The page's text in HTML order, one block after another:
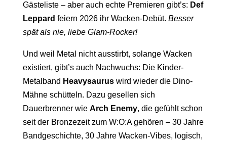
Gästeliste – aber auch echte Premieren gibt’s: Def
Leppard feiern 2026 ihr Wacken-Debüt. Besser
spät als nie, liebe Glam-Rocker!
Und weil Metal nicht ausstirbt, solange Wacken
existiert, gibt’s auch Nachwuchs: Die Kinder-
Metalband Heavysauruswird wieder die Dino-
Mähne schütteln. Dazu gesellen sich
Dauerbrenner wie Arch Enemy, die gefühlt schon
seit der Bronzezeit zum W:O:A gehören – 30 Jahre
Bandgeschichte, 30 Jahre Wacken-Vibes, logisch,